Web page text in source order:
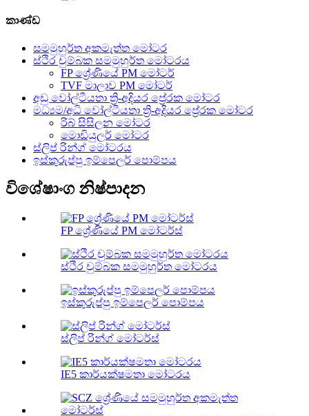
කාණ්ඩ
සමමුහුර්ත අකමැත්ත මෝටර
ස්ථිර චුම්බක සමමුහුර්ත මෝටරය
FP ශ්‍රේණියේ PM මෝටර්
TVF මාලාව PM මෝටර්
අඩු වෝල්ටීයතා ත්‍රි-අදියර ප්‍රේරක මෝටර
මධ්‍යම/අධි වෝල්ටීයතා ත්‍රි-අදියර ප්‍රේරක මෝටර
රිබ් සිසිලන මෝටර
මොඩියුලර් මෝටර
ස්ලිප් රින්ග් මෝටරය
ඉස්කුරුප්පු ඉම්පෙලර් පොම්පය
විශේෂාංග නිෂ්පාදන
FP ශ්‍රේණියේ PM මෝටර්ස්
ස්ථිර චුම්බක සමමුහුර්ත මෝටරය
ඉස්කුරුප්පු ඉම්පෙලර් පොම්පය
ස්ලිප් රින්ග් මෝටර්ස්
IE5 කාර්යක්ෂමතා මෝටරය